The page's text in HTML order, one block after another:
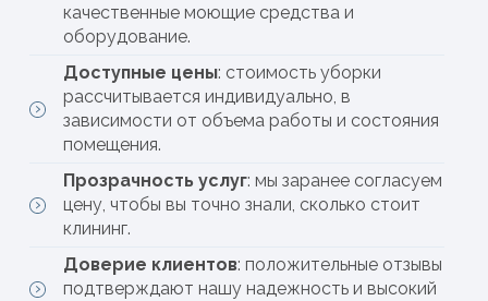
качественные моющие средства и
оборудование.
Доступные цены: стоимость уборки
рассчитывается индивидуально, в
зависимости от объема работы и состояния
помещения.
Прозрачность услуг: мы заранее согласуем
цену, чтобы вы точно знали, сколько стоит
клининг.
Доверие клиентов: положительные отзывы
подтверждают нашу надежность и высокий